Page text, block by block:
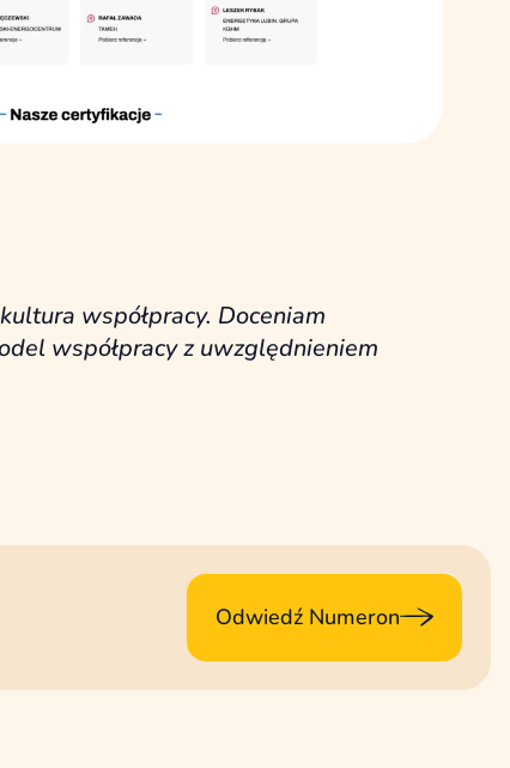
współpracy. Doceniam
współpracy z uwzględnieniem
Odwiedź Numeron